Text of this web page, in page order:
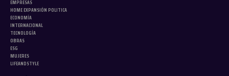
EMPRESAS
HOME EXPANSIÓN POLITICA
ECONOMÍA
INTERNACIONAL
TECNOLOGÍA
OBRAS
ESG
MUJERES
LIFEANDSTYLE